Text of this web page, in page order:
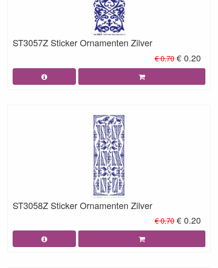
ST3057Z Sticker Ornamenten Zilver
€ 0.70 € 0.20
ST3058Z Sticker Ornamenten Zilver
€ 0.70 € 0.20